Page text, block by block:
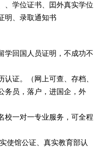
、学位证书、囯外真实学位
明、录取通知书
回国人员证明，不成功不
证。（网上可查、存档、
务员，落户，进国企，外
一对一专业服务，可全程
使馆公证、真实教育部认